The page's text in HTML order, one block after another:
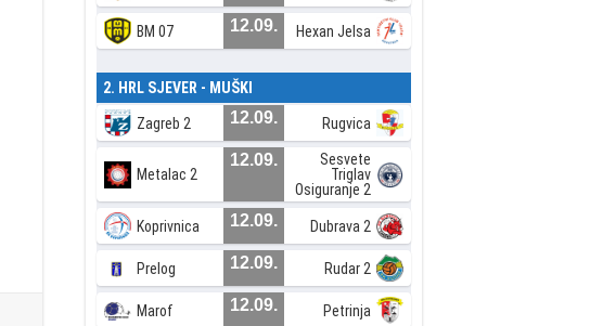
BM 07 12.09. Hexan Jelsa
2. HRL SJEVER - MUŠKI
Zagreb 2 12.09. Rugvica
Metalac 2
12.09.
Sesvete
Triglav
Osiguranje 2
Koprivnica 12.09. Dubrava 2
Prelog 12.09. Rudar 2
Marof 12.09. Petrinja